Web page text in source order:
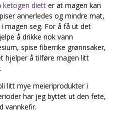
ketogen diett er at magen kan
annerledes og mindre mat,
magen seg. For å få ut det
å drikke nok vann
spise fiberrike grønnsaker,
hjelper å tilføre magen litt
litt mye meieriprodukter i
har jeg byttet ut den fete,
vannkefir.